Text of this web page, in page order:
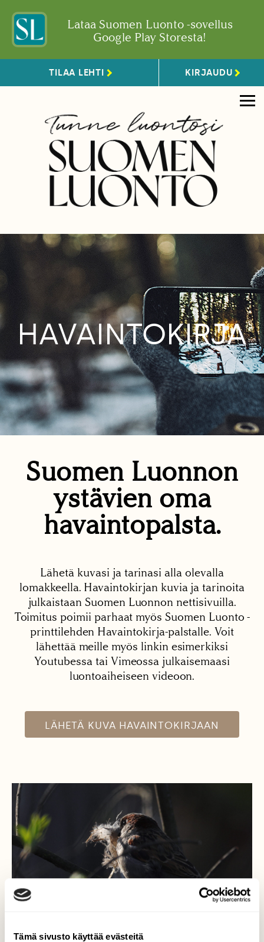
Tämä sivusto käyttää evästeitä
Lataa Suomen Luonto -sovellus
Google Play Storesta!
TILAA LEHTI KIRJAUDU
HAVAINTOKIRJA
Suomen Luonnon
ystävien oma
havaintopalsta.
Lähetä kuvasi ja tarinasi alla olevalla
lomakkeella. Havaintokirjan kuvia ja tarinoita
julkaistaan Suomen Luonnon nettisivuilla.
Toimitus poimii parhaat myös Suomen Luonto -
printtilehden Havaintokirja-palstalle. Voit
lähettää meille myös linkin esimerkiksi
Youtubessa tai Vimeossa julkaisemaasi
luontoaiheiseen videoon.
LÄHETÄ KUVA HAVAINTOKIRJAAN